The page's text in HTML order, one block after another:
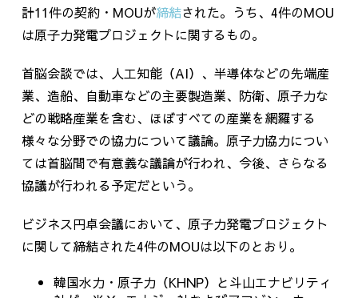
計11件の契約・ MOUが締結された。うち、4件のMOU
は原子力発電プロジェクトに関するもの。
首脳会談では、人工知能（AI）、半導体などの先端産
業、造船、自動車などの主要製造業、防衛、原子力な
どの戦略産業を含む、ほぼすべての産業を網羅する
様々な分野での協力について議論。原子力協力につい
ては首脳間で有意義な議論が行われ、今後、さらなる
協議が行われる予定だという。
ビジネス円卓会議において、原子力発電プロジェクト
に関して締結された4件のMOUは以下のとおり。
韓国水力・原子力（KHNP）と斗山エナビリティ